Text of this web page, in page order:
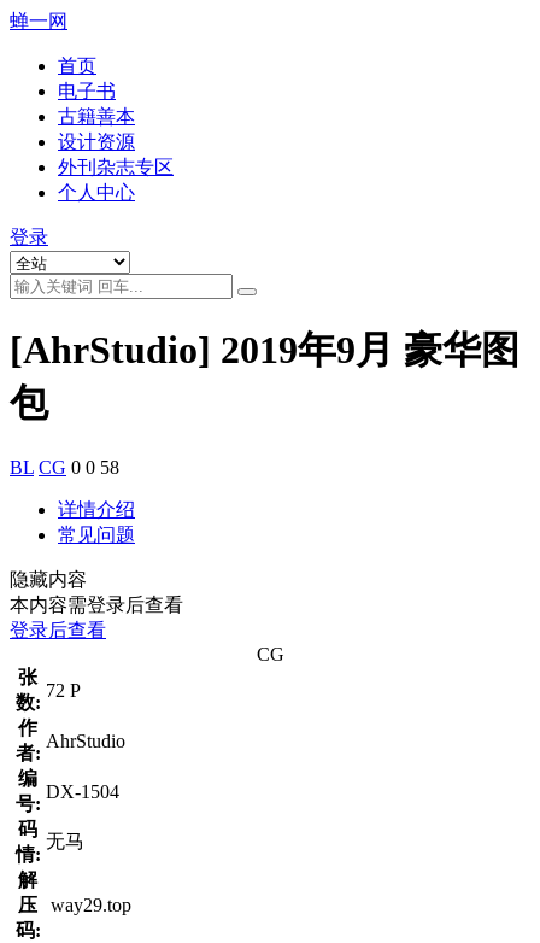
蝉一网
首页
电子书
古籍善本
设计资源
外刊杂志专区
个人中心
登录
[AhrStudio] 2019年9月 豪华图
包
BL CG 0 0 58
详情介绍
常见问题
隐藏内容
本内容需登录后查看
登录后查看
CG
张
数:
72 P
作
者:
AhrStudio
编
号:
DX-1504
码
情:
无马
解
压
码:
way29.top